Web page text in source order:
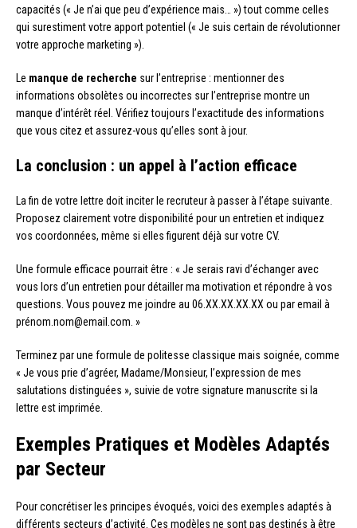
capacités (« Je n’ai que peu d’expérience mais… ») tout comme celles
qui surestiment votre apport potentiel (« Je suis certain de révolutionner
votre approche marketing »).
Le manque de recherche sur l’entreprise : mentionner des
informations obsolètes ou incorrectes sur l’entreprise montre un
manque d’intérêt réel. Vérifiez toujours l’exactitude des informations
que vous citez et assurez-vous qu’elles sont à jour.
La conclusion : un appel à l’action efficace
La fin de votre lettre doit inciter le recruteur à passer à l’étape suivante.
Proposez clairement votre disponibilité pour un entretien et indiquez
vos coordonnées, même si elles figurent déjà sur votre CV.
Une formule efficace pourrait être : « Je serais ravi d’échanger avec
vous lors d’un entretien pour détailler ma motivation et répondre à vos
questions. Vous pouvez me joindre au 06.XX.XX.XX.XX ou par email à
prénom.nom@email.com. »
Terminez par une formule de politesse classique mais soignée, comme
« Je vous prie d’agréer, Madame/Monsieur, l’expression de mes
salutations distinguées », suivie de votre signature manuscrite si la
lettre est imprimée.
Exemples Pratiques et Modèles Adaptés
par Secteur
Pour concrétiser les principes évoqués, voici des exemples adaptés à
différents secteurs d’activité. Ces modèles ne sont pas destinés à être